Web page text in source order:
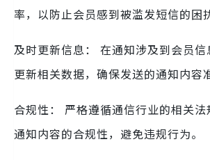
率，以防止会员感到被滥发短信的困
及时更新信息： 在通知涉及到会员
更新相关数据，确保发送的通知内容
合规性： 严格遵循通信行业的相关
通知内容的合规性，避免违规行为。